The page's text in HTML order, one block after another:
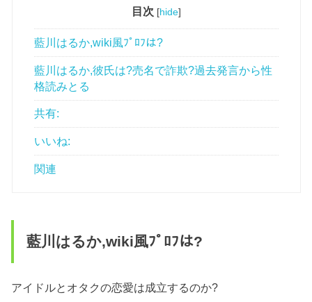
目次 [hide]
藍川はるか,wiki風ﾌﾟﾛﾌは?
藍川はるか,彼氏は?売名で詐欺?過去発言から性
格読みとる
共有:
いいね:
関連
藍川はるか,wiki風ﾌﾟﾛﾌは?
アイドルとオタクの恋愛は成立するのか?